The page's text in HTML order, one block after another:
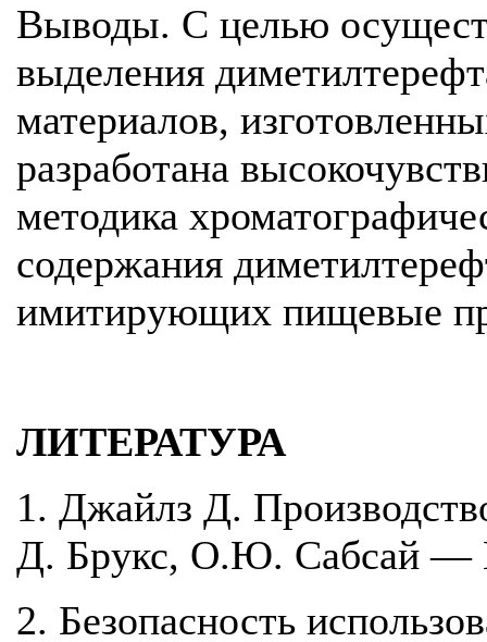
Выводы. С целью
выделения
материалов,
разработана
методика
содержания
имитирующих пищевые
ЛИТЕРАТУРА
1. Джайлз Д.
Д. Брукс, О.Ю. Сабсай —
2. Безопасность